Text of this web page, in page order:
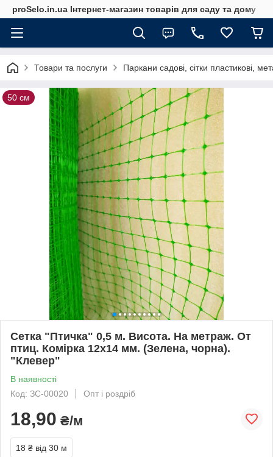
proSelo.in.ua Інтернет-магазин товарів для саду та дому
Товари та послуги Паркани садові, сітки пластикові,
50 см
Сетка "Птичка" 0,5 м. Висота. На метраж. От
птиц. Комірка 12х14 мм. (Зелена, чорна).
"Клевер"
В наявності
Код: ЗС-00020
Опт і роздріб
18,90 ₴/м
18 ₴ від 30 м